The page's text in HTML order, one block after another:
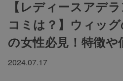
【レディースアデ
コミは？】ウィッ
の女性必見！特徴や
2024.07.17